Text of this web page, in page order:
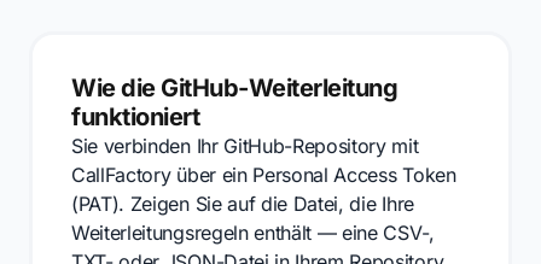
Wie die GitHub-Weiterleitung
funktioniert
Sie verbinden Ihr GitHub-Repository mit
CallFactory über ein Personal Access Token
(PAT). Zeigen Sie auf die Datei, die Ihre
Weiterleitungsregeln enthält — eine CSV-,